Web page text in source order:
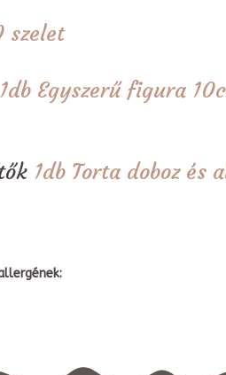
szelet
1db Egyszerű figura
1db Torta doboz